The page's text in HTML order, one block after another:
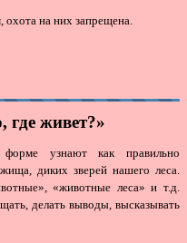
охота на них запрещена.
живет?»
узнают как правильно
диких зверей нашего леса.
«животные леса» и т.д.
делать выводы, высказывать